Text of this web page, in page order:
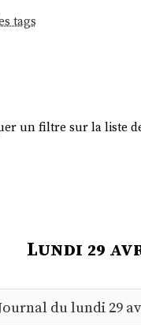
tags
un filtre sur la liste
Lundi 29
du lundi 29